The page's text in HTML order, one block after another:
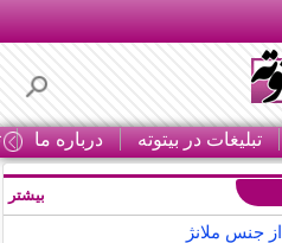
تبلیغات در بیتوته درباره ما
جنس ملانژ
بیشتر